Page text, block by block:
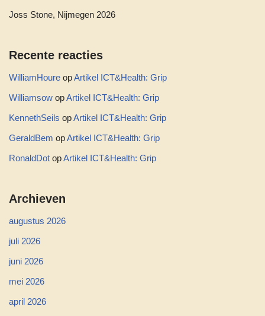
Joss Stone, Nijmegen 2026
Recente reacties
WilliamHoure opArtikel ICT&Health: Grip
Williamsow opArtikel ICT&Health: Grip
KennethSeils opArtikel ICT&Health: Grip
GeraldBem opArtikel ICT&Health: Grip
RonaldDot opArtikel ICT&Health: Grip
Archieven
augustus 2026
juli 2026
juni 2026
mei 2026
april 2026